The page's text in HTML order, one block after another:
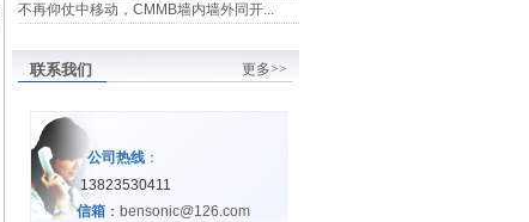
不再仰仗中移动，CMMB墙内墙外同开...
联系我们 更多>>
公司热线 ：
13823530411
信箱 ： bensonic@126.com